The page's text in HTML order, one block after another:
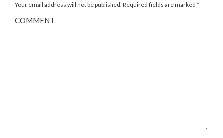
Your email address will not be published. Required fields are marked *
COMMENT